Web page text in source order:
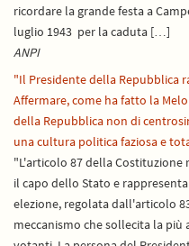
ricordare la grande festa a
luglio 1943 per la caduta […]
ANPI
"Il Presidente della Repubblica
Affermare, come ha fatto la
della Repubblica non di
una cultura politica faziosa e
"L'articolo 87 della Costituzione
il capo dello Stato e
elezione, regolata dall'articolo
meccanismo che sollecita la più